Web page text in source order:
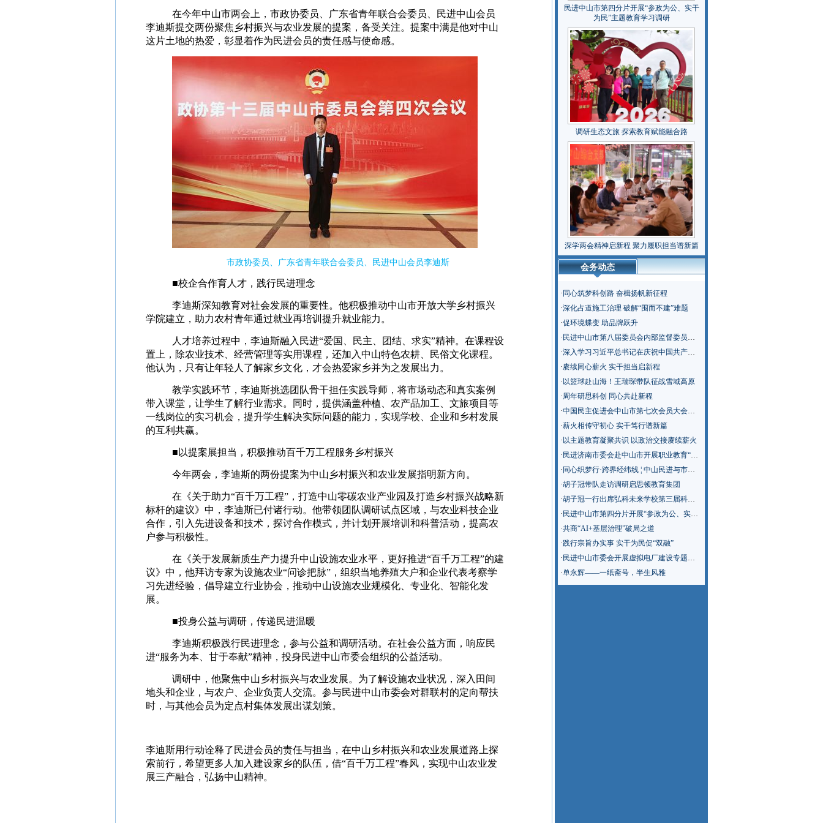
在今年中山市两会上，市政协委员、广东省青年联合会委员、民进中山会员
李迪斯提交两份聚焦乡村振兴与农业发展的提案，备受关注。提案中满是他对中山
这片土地的热爱，彰显着作为民进会员的责任感与使命感。
市政协委员、广东省青年联合会委员、民进中山会员李迪斯
■校企合作育人才，践行民进理念
李迪斯深知教育对社会发展的重要性。他积极推动中山市开放大学乡村振兴
学院建立，助力农村青年通过就业再培训提升就业能力。
人才培养过程中，李迪斯融入民进“爱国、民主、团结、求实”精神。在课程设
置上，除农业技术、经营管理等实用课程，还加入中山特色农耕、民俗文化课程。
他认为，只有让年轻人了解家乡文化，才会热爱家乡并为之发展出力。
教学实践环节，李迪斯挑选团队骨干担任实践导师，将市场动态和真实案例
带入课堂，让学生了解行业需求。同时，提供涵盖种植、农产品加工、文旅项目等
一线岗位的实习机会，提升学生解决实际问题的能力，实现学校、企业和乡村发展
的互利共赢。
■以提案展担当，积极推动百千万工程服务乡村振兴
今年两会，李迪斯的两份提案为中山乡村振兴和农业发展指明新方向。
在《关于助力“百千万工程”，打造中山零碳农业产业园及打造乡村振兴战略新
标杆的建议》中，李迪斯已付诸行动。他带领团队调研试点区域，与农业科技企业
合作，引入先进设备和技术，探讨合作模式，并计划开展培训和科普活动，提高农
户参与积极性。
在《关于发展新质生产力提升中山设施农业水平，更好推进“百千万工程”的建
议》中，他拜访专家为设施农业“问诊把脉”，组织当地养殖大户和企业代表考察学
习先进经验，倡导建立行业协会，推动中山设施农业规模化、专业化、智能化发
展。
■投身公益与调研，传递民进温暖
李迪斯积极践行民进理念，参与公益和调研活动。在社会公益方面，响应民
进“服务为本、甘于奉献”精神，投身民进中山市委会组织的公益活动。
调研中，他聚焦中山乡村振兴与农业发展。为了解设施农业状况，深入田间
地头和企业，与农户、企业负责人交流。参与民进中山市委会对群联村的定向帮扶
时，与其他会员为定点村集体发展出谋划策。
李迪斯用行动诠释了民进会员的责任与担当，在中山乡村振兴和农业发展道路上探
索前行，希望更多人加入建设家乡的队伍，借“百千万工程”春风，实现中山农业发
展三产融合，弘扬中山精神。
民进中山市第四分片开展“参政为公、实干
为民”主题教育学习调研
调研生态文旅 探索教育赋能融合路
深学两会精神启新程 聚力履职担当谱新篇
会务动态
· 同心筑梦科创路 奋楫扬帆新征程
·深化占道施工治理 破解“围而不建”难题
·促环境蝶变 助品牌跃升
· 民进中山市第八届委员会内部监督委员会召开第一次会议
·深入学习习近平总书记在庆祝中国共产党成立105周年大会上的重要讲话精神
·赓续同心薪火 实干担当启新程
· 以篮球赴山海！王瑞琛带队征战雪域高原
·周年研思科创 同心共赴新程
·中国民主促进会中山市第七次会员大会召开
·薪火相传守初心 实干笃行谱新篇
· 以主题教育凝聚共识 以政治交接赓续薪火
· 民进济南市委会赴中山市开展职业教育“新双高”建设专题调研
· 同心织梦行·跨界经纬线 ¦ 中山民进与市教师发展中心“青春聊聊吧”活动走进南侨英才学校
·胡子冠带队走访调研启思顿教育集团
·胡子冠一行出席弘科未来学校第三届科技节
· 民进中山市第四分片开展“参政为公、实干为民”主题教育学习调研
·共商“AI+基层治理”破局之道
·践行宗旨办实事 实干为民促“双融”
· 民进中山市委会开展虚拟电厂建设专题调研
·单永辉——一纸斋号，半生风雅